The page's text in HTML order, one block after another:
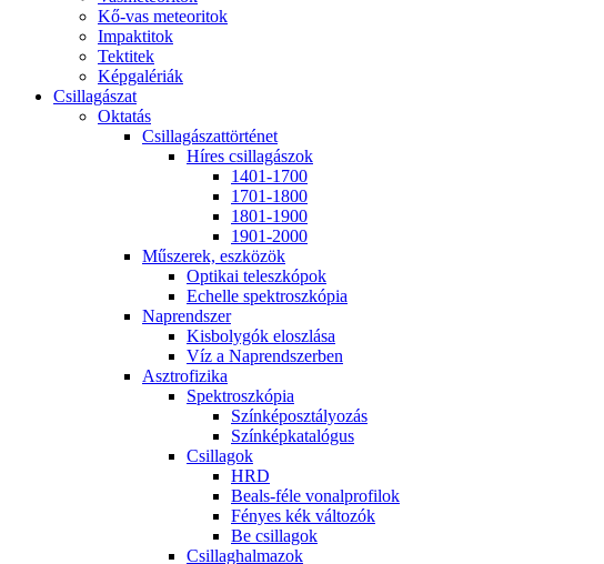
Kő-vas me­te­o­ri­tok
Imp­ak­ti­tok
Tek­ti­tek
Kép­ga­lé­ri­ák
Csil­la­gá­szat
Ok­ta­tás
Csil­la­gá­szat­tör­té­net
Hí­res csil­la­gá­szok
1401-1700
1701-1800
1801-1900
1901-2000
Mű­sze­rek, esz­kö­zök
Op­ti­kai te­lesz­kó­pok
Echel­le spekt­rosz­kó­pia
Nap­rend­szer
Kis­boly­gók el­osz­lá­sa
Víz a Nap­rend­szer­ben
Aszt­ro­fi­zi­ka
Spekt­rosz­kó­pia
Szín­kép­osz­tá­lyo­zás
Szín­kép­ka­ta­ló­gus
Csil­la­gok
HRD
Be­als-fé­le vo­nal­pro­fi­lok
Fé­nyes kék vál­to­zók
Be csil­la­gok
Csil­lag­hal­ma­zok